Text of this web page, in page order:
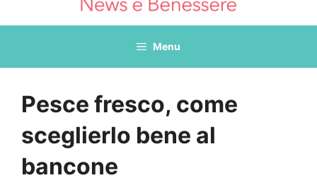
Menu
Pesce fresco, come
sceglierlo bene al
bancone